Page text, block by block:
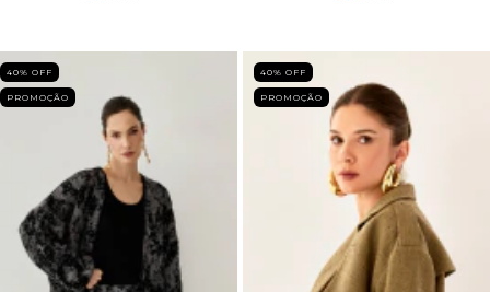
40% OFF
PROMOÇÃO
40% OFF
PROMOÇÃO